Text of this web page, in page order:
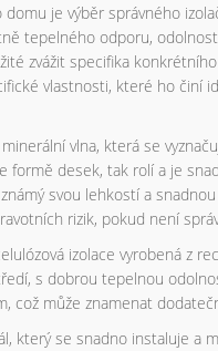
je výběr správného
tepelného odporu,
zvážit specifika
vlastnosti, které ho činí
vlna, která se
formě desek, tak rolí a je
svou lehkostí a
rizik, pokud není
izolace vyrobená z
s dobrou tepelnou
což může znamenat
který se snadno instaluje a